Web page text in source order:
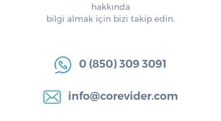
hakkında
bilgi almak için bizi takip edin.
0 (850) 309 3091
info@corevider.com